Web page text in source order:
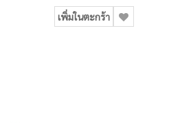
เพิ่มในตะกร้า